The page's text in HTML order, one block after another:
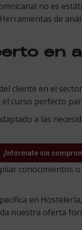
no es
de
en
cliente en el
el curso perfecto
a las
¡Infórmate sin
conocimientos
en
nuestra oferta